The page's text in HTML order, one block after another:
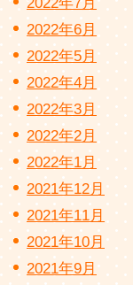
2022年7月
2022年6月
2022年5月
2022年4月
2022年3月
2022年2月
2022年1月
2021年12月
2021年11月
2021年10月
2021年9月